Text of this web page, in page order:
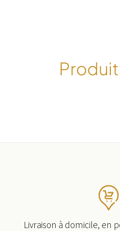
Livraison à domicile, en